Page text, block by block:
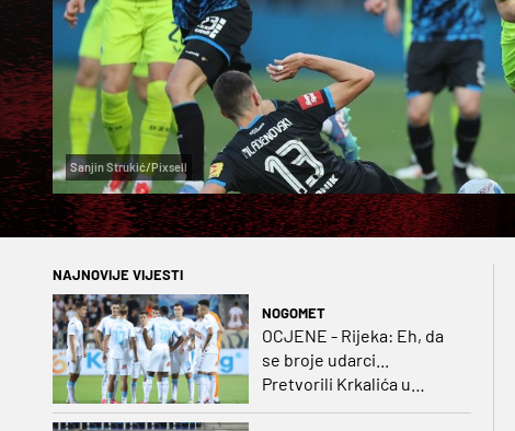
Sanjin Strukić/Pixsell
NAJNOVIJE VIJESTI
NOGOMET
OCJENE - Rijeka: Eh, da
se broje udarci...
Pretvorili Krkalića u
junaka, a izlet na uzvrat u